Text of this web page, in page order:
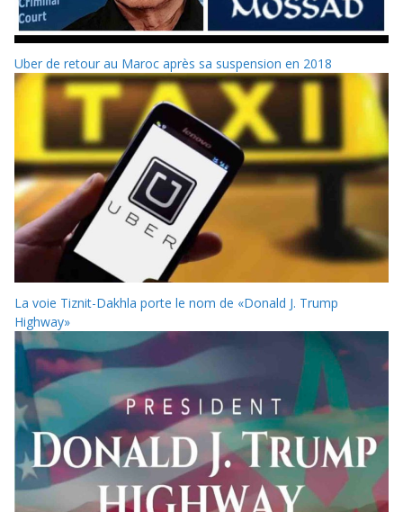
Uber de retour au Maroc après sa suspension en 2018
La voie Tiznit-Dakhla porte le nom de «Donald J. Trump
Highway»